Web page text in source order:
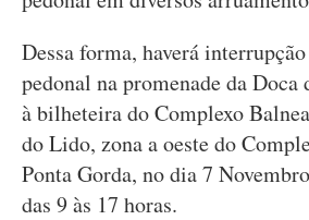
Dessa forma, haverá
pedonal na promenade da Doca
à bilheteira do Complexo
do Lido, zona a oeste do
Ponta Gorda, no dia 7
das 9 às 17 horas.